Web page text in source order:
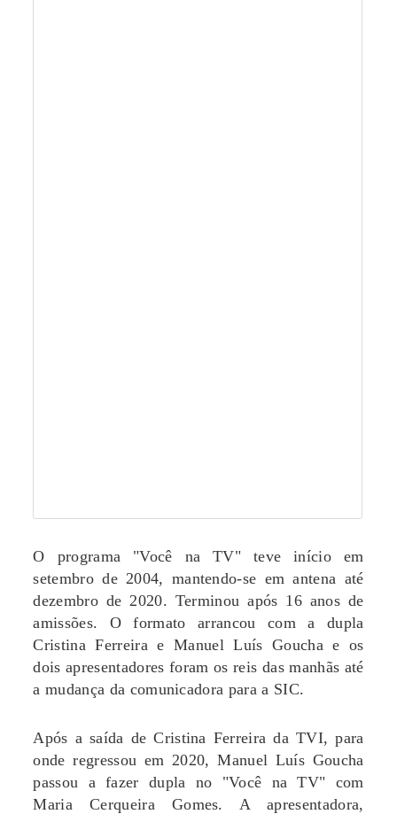
O programa "Você na TV" teve início em
setembro de 2004, mantendo-se em antena até
dezembro de 2020. Terminou após 16 anos de
amissões. O formato arrancou com a dupla
Cristina Ferreira e Manuel Luís Goucha e os
dois apresentadores foram os reis das manhãs até
a mudança da comunicadora para a SIC.
Após a saída de Cristina Ferreira da TVI, para
onde regressou em 2020, Manuel Luís Goucha
passou a fazer dupla no "Você na TV" com
Maria Cerqueira Gomes. A apresentadora,